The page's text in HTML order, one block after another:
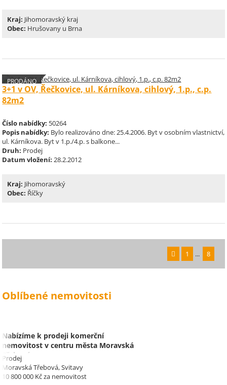
Kraj: Jihomoravský kraj
Obec: Hrušovany u Brna
PRODÁNO
3+1 v OV, Řečkovice, ul. Kárníkova, cihlový, 1.p., c.p.
82m2
Číslo nabídky: 50264
Popis nabídky: Bylo realizováno dne: 25.4.2006. Byt v osobním vlastnictví,
ul. Kárníkova. Byt v 1.p./4.p. s balkone...
Druh: Prodej
Datum vložení: 28.2.2012
Kraj: Jihomoravský
Obec: Říčky
1 ... 8
Oblíbené nemovitosti
Nabízíme k prodeji komerční
nemovitost v centru města Moravská
Třebová.
Prodej
Moravská Třebová, Svitavy
10 800 000 Kč za nemovitost